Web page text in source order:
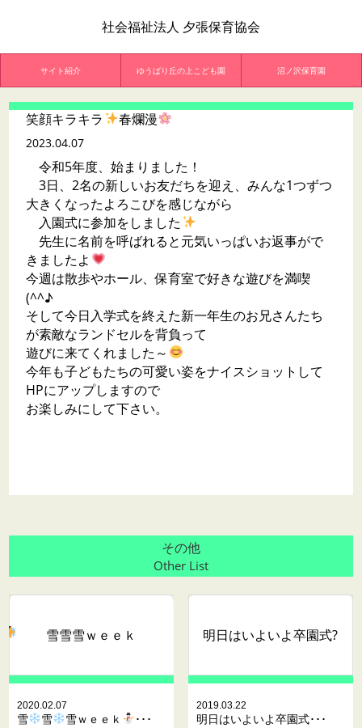
社会福祉法人 夕張保育協会
サイト紹介 ゆうばり丘の上こども園 沼ノ沢保育園
笑顔キラキラ 春爛漫
2023.04.07
令和5年度、始まりました！
3日、2名の新しいお友だちを迎え、みんな1つずつ
大きくなったよろこびを感じながら
入園式に参加をしました
先生に名前を呼ばれると元気いっぱいお返事がで
きましたよ
今週は散歩やホール、保育室で好きな遊びを満喫
(^^♪
そして今日入学式を終えた新一年生のお兄さんたち
が素敵なランドセルを背負って
遊びに来てくれました～
今年も子どもたちの可愛い姿をナイスショットして
HPにアップしますので
お楽しみにして下さい。
その他
Other List
雪雪雪ｗｅｅｋ
2020.02.07
雪 雪 雪ｗｅｅｋ ･･･
明日はいよいよ卒園式?
2019.03.22
明日はいよいよ卒園式･･･